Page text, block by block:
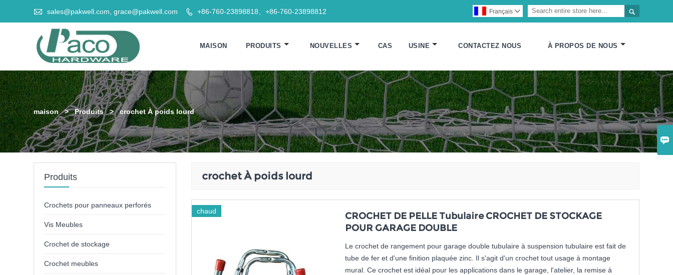

 sales@pakwell.com, grace@pakwell.com  +86-760-23898818、+86-760-23898812 
Français 
MAISON PRODUITS NOUVELLES CAS USINE CONTACTEZ NOUS À PROPOS DE NOUS
maison > Produits > crochet À poids lourd
crochet À poids lourd
chaud
CROCHET DE PELLE Tubulaire CROCHET DE STOCKAGE
POUR GARAGE DOUBLE
Le crochet de rangement pour garage double tubulaire à suspension tubulaire est fait de
tube de fer et d'une finition plaquée zinc. Il s'agit d'un crochet tout usage à montage
mural. Ce crochet est idéal pour les applications dans le garage, l'atelier, la remise à
Produits
Crochets pour panneaux perforés
Vis Meubles
Crochet de stockage
Crochet meubles